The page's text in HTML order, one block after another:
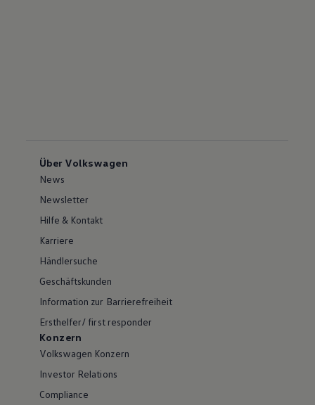
Über Volkswagen
News
Newsletter
Hilfe & Kontakt
Karriere
Händlersuche
Geschäftskunden
Information zur Barrierefreiheit
Ersthelfer/ first responder
Konzern
Volkswagen Konzern
Investor Relations
Compliance